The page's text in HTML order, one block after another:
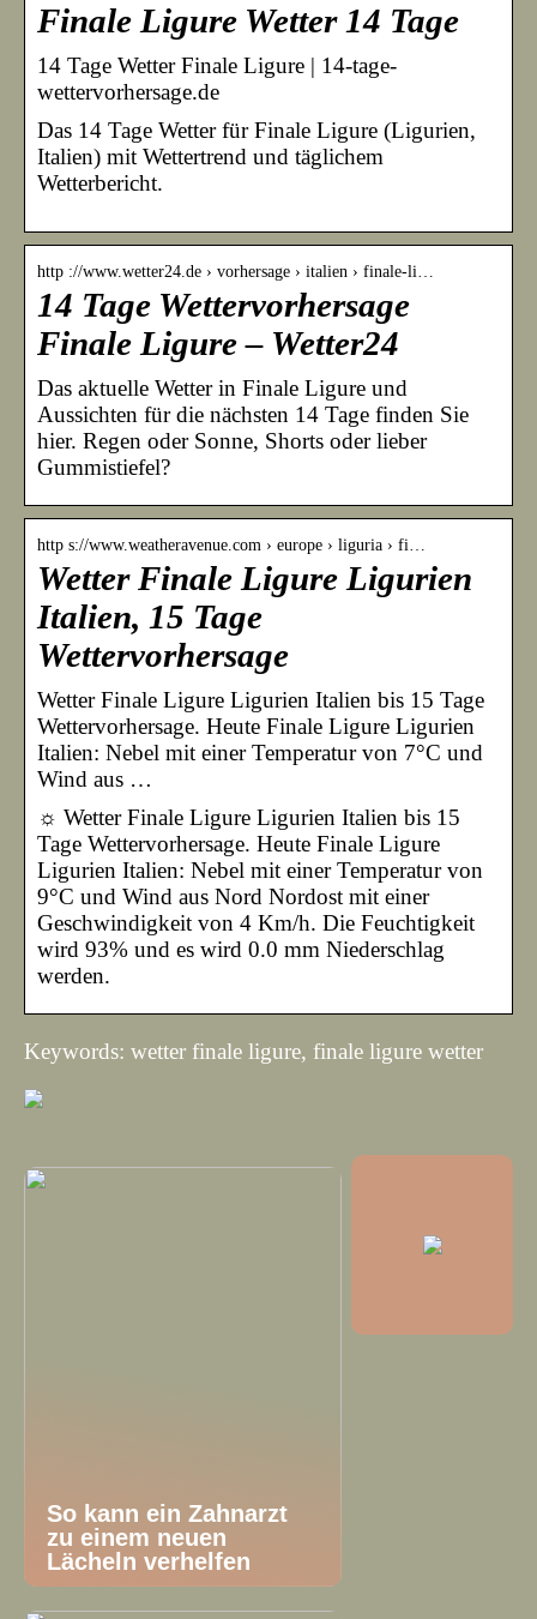
Finale Ligure Wetter 14 Tage
14 Tage Wetter Finale Ligure | 14-tage-
wettervorhersage.de
Das 14 Tage Wetter für Finale Ligure (Ligurien,
Italien) mit Wettertrend und täglichem
Wetterbericht.
http ://www.wetter24.de › vorhersage › italien › finale-li…
14 Tage Wettervorhersage
Finale Ligure – Wetter24
Das aktuelle Wetter in Finale Ligure und
Aussichten für die nächsten 14 Tage finden Sie
hier. Regen oder Sonne, Shorts oder lieber
Gummistiefel?
http s://www.weatheravenue.com › europe › liguria › fi…
Wetter Finale Ligure Ligurien
Italien, 15 Tage
Wettervorhersage
Wetter Finale Ligure Ligurien Italien bis 15 Tage
Wettervorhersage. Heute Finale Ligure Ligurien
Italien: Nebel mit einer Temperatur von 7°C und
Wind aus …
☼ Wetter Finale Ligure Ligurien Italien bis 15
Tage Wettervorhersage. Heute Finale Ligure
Ligurien Italien: Nebel mit einer Temperatur von
9°C und Wind aus Nord Nordost mit einer
Geschwindigkeit von 4 Km/h. Die Feuchtigkeit
wird 93% und es wird 0.0 mm Niederschlag
werden.
Keywords: wetter finale ligure, finale ligure wetter
So kann ein Zahnarzt
zu einem neuen
Lächeln verhelfen